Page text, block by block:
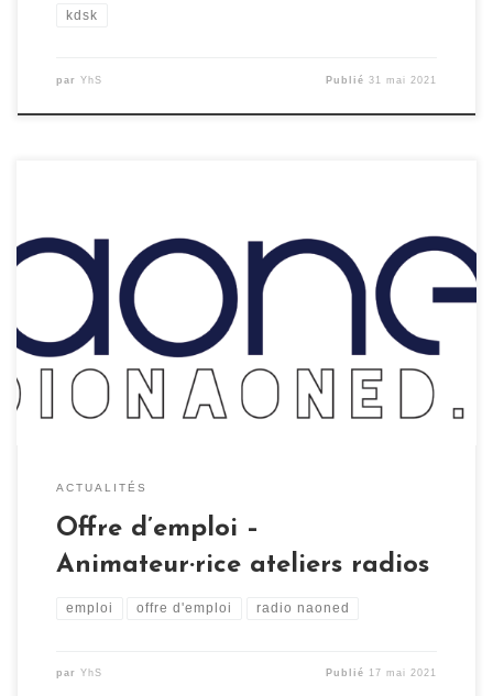
kdsk
par YhS Publié31 mai 2021
Poste : Animateur·rice ateliers radios Période : À partir
de septembre 2021 Lieux : Rennes / Nantes / Quimper
Employeur : Radio Naoned Mission : L’animateur ou
animatrice aura pour mission d’assurer l’animation et le
bon fonctionnement de l’activité EMI (Éducation aux
Médias et à l’Information). Il / Elle s’occupera de la
rédaction et […]
ACTUALITÉS
Offre d’emploi –
Animateur·rice ateliers radios
emploi offre d'emploi radio naoned
par YhS Publié 17 mai 2021